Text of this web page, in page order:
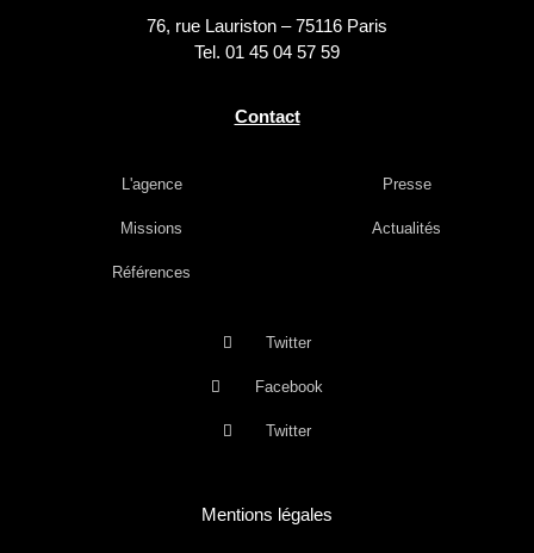
76, rue Lauriston – 75116 Paris
Tel. 01 45 04 57 59
Contact
L'agence
Missions
Références
Presse
Actualités
Twitter
Facebook
Twitter
Mentions légales